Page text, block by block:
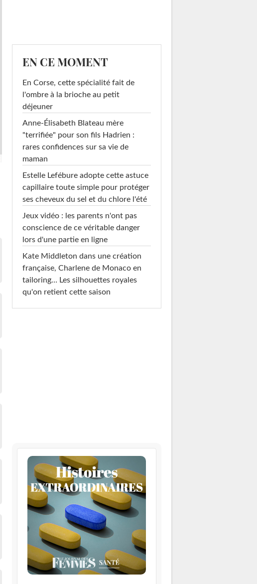
EN CE MOMENT
En Corse, cette spécialité fait de
l'ombre à la brioche au petit
déjeuner
Anne-Élisabeth Blateau mère
"terrifiée" pour son fils Hadrien :
rares confidences sur sa vie de
maman
Estelle Lefébure adopte cette astuce
capillaire toute simple pour protéger
ses cheveux du sel et du chlore l'été
Jeux vidéo : les parents n'ont pas
conscience de ce véritable danger
lors d'une partie en ligne
Kate Middleton dans une création
française, Charlene de Monaco en
tailoring… Les silhouettes royales
qu'on retient cette saison